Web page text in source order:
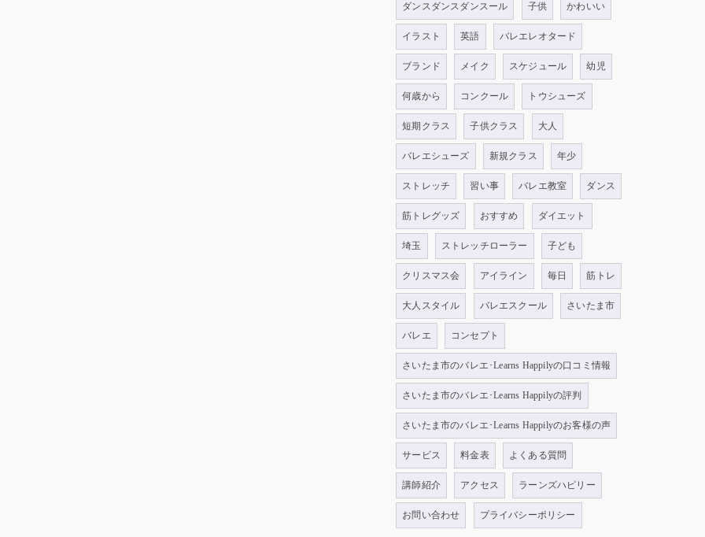
ダンスダンスダンスール 子供 かわいい
イラスト 英語 バレエレオタード
ブランド メイク スケジュール 幼児
何歳から コンクール トウシューズ
短期クラス 子供クラス 大人
バレエシューズ 新規クラス 年少
ストレッチ 習い事 バレエ教室 ダンス
筋トレグッズ おすすめ ダイエット
埼玉 ストレッチローラー 子ども
クリスマス会 アイライン 毎日 筋トレ
大人スタイル バレエスクール さいたま市
バレエ コンセプト
さいたま市のバレエ･Learns Happilyの口コミ情報
さいたま市のバレエ･Learns Happilyの評判
さいたま市のバレエ･Learns Happilyのお客様の声
サービス 料金表 よくある質問
講師紹介 アクセス ラーンズハピリー
お問い合わせ プライバシーポリシー